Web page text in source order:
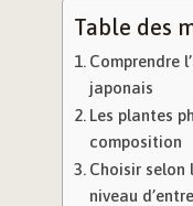
Table des
Comprendre
japonais
Les plantes
composition
Choisir selon
niveau